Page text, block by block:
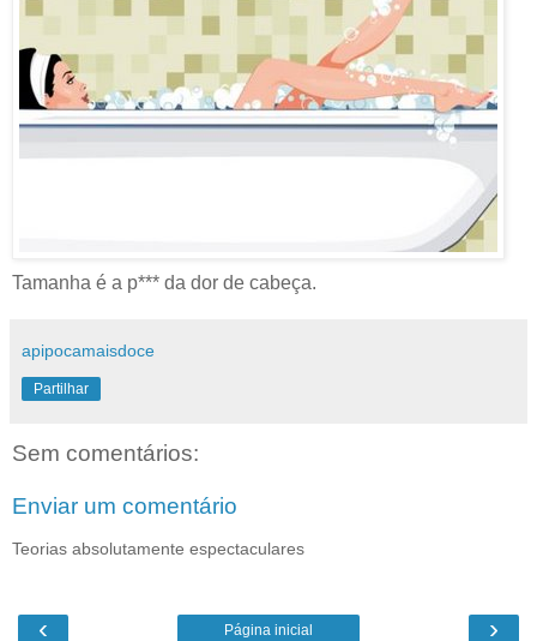
Tamanha é a p*** da dor de cabeça.
apipocamaisdoce
Partilhar
Sem comentários:
Enviar um comentário
Teorias absolutamente espectaculares
‹ ›
Página inicial